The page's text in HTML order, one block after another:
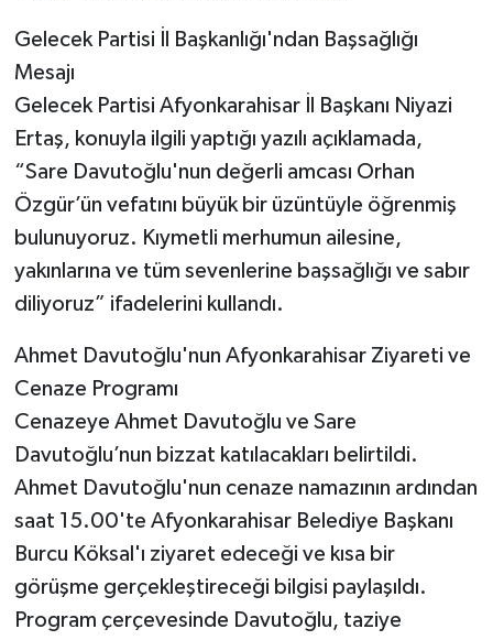
Gelecek Partisi İl Başkanlığı'ndan Başsağlığı
Mesajı
Gelecek Partisi Afyonkarahisar İl Başkanı Niyazi
Ertaş, konuyla ilgili yaptığı yazılı açıklamada,
“Sare Davutoğlu'nun değerli amcası Orhan
Özgür’ün vefatını büyük bir üzüntüyle öğrenmiş
bulunuyoruz. Kıymetli merhumun ailesine,
yakınlarına ve tüm sevenlerine başsağlığı ve sabır
diliyoruz” ifadelerini kullandı.
Ahmet Davutoğlu'nun Afyonkarahisar Ziyareti ve
Cenaze Programı
Cenazeye Ahmet Davutoğlu ve Sare
Davutoğlu’nun bizzat katılacakları belirtildi.
Ahmet Davutoğlu'nun cenaze namazının ardından
saat 15.00'te Afyonkarahisar Belediye Başkanı
Burcu Köksal'ı ziyaret edeceği ve kısa bir
görüşme gerçekleştireceği bilgisi paylaşıldı.
Program çerçevesinde Davutoğlu, taziye